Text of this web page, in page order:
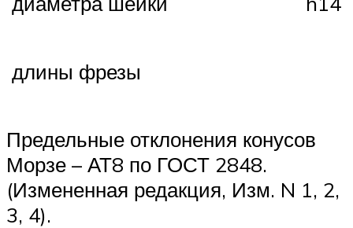
длины фрезы
Предельные отклонения конусов
Морзе – АТ8 по ГОСТ 2848.
(Измененная редакция, Изм. N 1, 2,
3, 4).